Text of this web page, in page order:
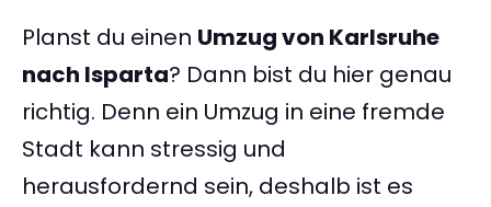
Planst du einen Umzug von Karlsruhe
nach Isparta? Dann bist du hier genau
richtig. Denn ein Umzug in eine fremde
Stadt kann stressig und
herausfordernd sein, deshalb ist es